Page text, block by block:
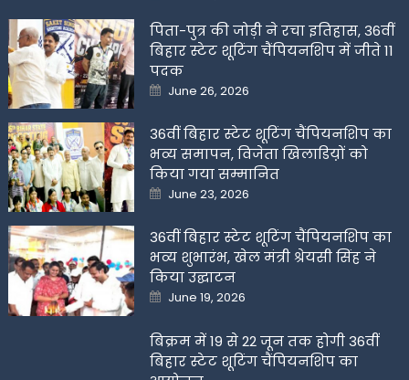
पिता-पुत्र की जोड़ी ने रचा इतिहास, 36वीं
बिहार स्टेट शूटिंग चैंपियनशिप में जीते 11
पदक
Posted
on
June 26, 2026
36वीं बिहार स्टेट शूटिंग चैंपियनशिप का
भव्य समापन, विजेता खिलाडिय़ों को
किया गया सम्मानित
Posted
on
June 23, 2026
36वीं बिहार स्टेट शूटिंग चैंपियनशिप का
भव्य शुभारंभ, खेल मंत्री श्रेयसी सिंह ने
किया उद्घाटन
Posted
on
June 19, 2026
बिक्रम में 19 से 22 जून तक होगी 36वीं
बिहार स्टेट शूटिंग चैंपियनशिप का